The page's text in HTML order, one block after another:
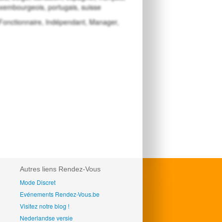
portugais, suisse
Indépendant, Manager,
Autres liens Rendez-Vous
Mode Discret
Evénements Rendez-Vous.be
Visitez notre blog !
Nederlandse versie